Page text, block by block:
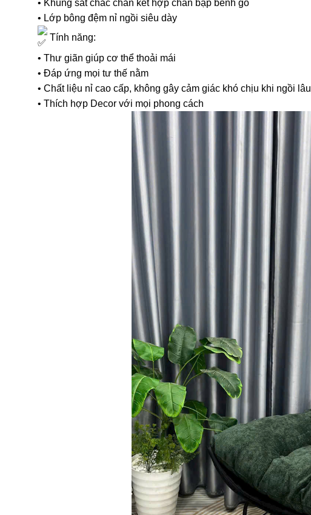
• Khung sắt chắc chắn kết hợp chân bập bênh gỗ
• Lớp bông đệm nỉ ngồi siêu dày
Tính năng:
• Thư giãn giúp cơ thể thoải mái
• Đáp ứng mọi tư thế nằm
• Chất liệu nỉ cao cấp, không gây cảm giác khó chịu khi ngồi lâu
• Thích hợp Decor với mọi phong cách